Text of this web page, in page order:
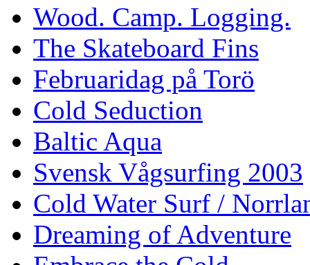
Wood. Camp. Logging.
The Skateboard Fins
Februaridag på Torö
Cold Seduction
Baltic Aqua
Svensk Vågsurfing 2003
Cold Water Surf /
Dreaming of Adventure